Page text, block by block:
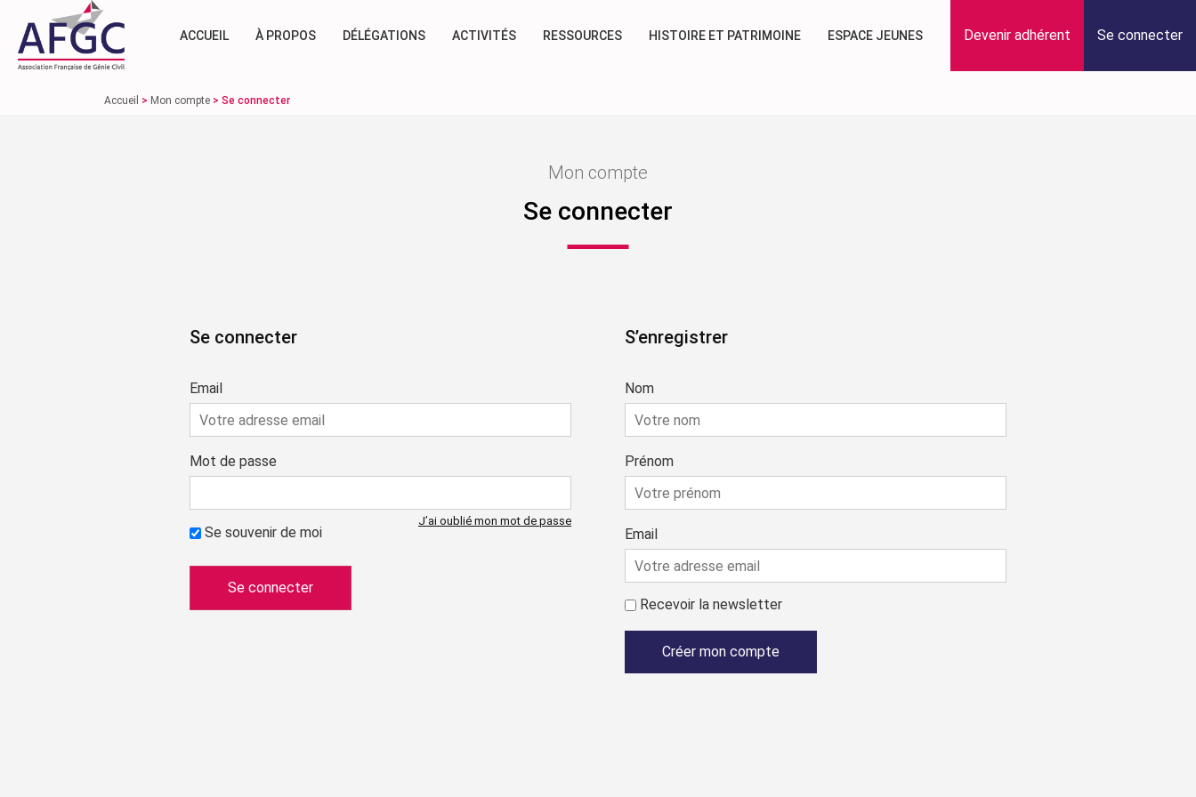
ACCUEIL À PROPOS DÉLÉGATIONS ACTIVITÉS RESSOURCES HISTOIRE ET PATRIMOINE ESPACE JEUNES Devenir adhérent Se connecter
Accueil > Mon compte > Se connecter
Mon compte
Se connecter
Se connecter
Email
Mot de passe
Se souvenir de moi
J’ai oublié mon mot de passe
S’enregistrer
Nom
Prénom
Email
Recevoir la newsletter